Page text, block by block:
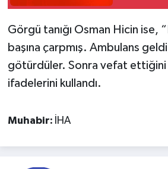
Görgü tanığı Osman Hicin ise,
başına çarpmış. Ambulans
götürdüler. Sonra vefat ettiğini
ifadelerini kullandı.
Muhabir: İHA